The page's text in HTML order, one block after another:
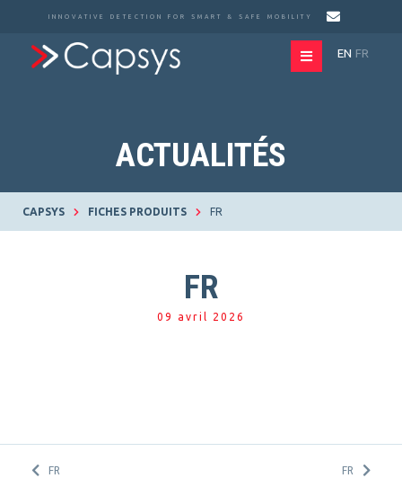
INNOVATIVE DETECTION FOR SMART & SAFE MOBILITY
EN FR
ACTUALITÉS
CAPSYS FICHES PRODUITS FR
FR
09 avril 2026
FR FR